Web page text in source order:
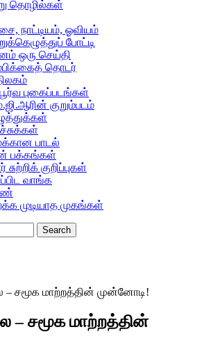
தொழில்கள்
நாட்டியம், ஓவியம்
போட்டி
ஒரு செய்தி
தொடர்
புகைப்படங்கள்
குறும்படம்
பாடல்
பக்கங்கள்
சுற்றிக் குறிப்புகள்
வாங்க
முடியாத முகங்கள்
– சமூக மாற்றத்தின் முன்னோடி!
– சமூக மாற்றத்தின்